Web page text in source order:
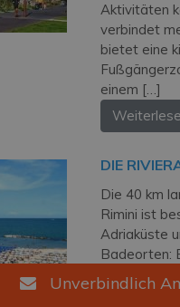
Unverbindlich
Aktivitäten
verbindet
bietet eine
einem […]
DIE
Die 40 km
Rimini ist
Adriaküste
Badeorten:
Rimini,
und